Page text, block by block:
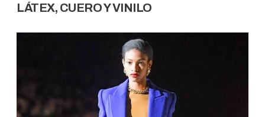
LÁTEX, CUERO Y VINILO